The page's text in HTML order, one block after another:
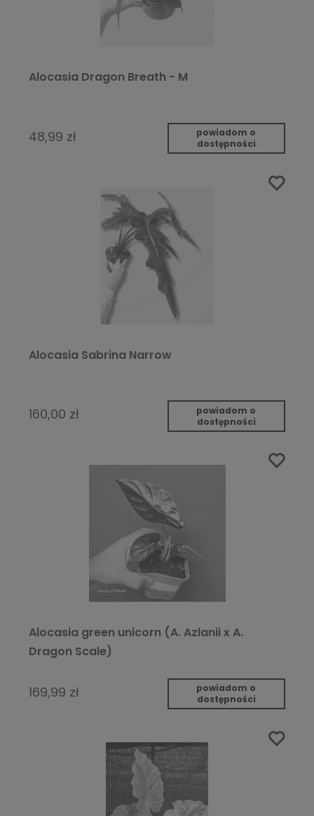
Alocasia Dragon Breath - M
48,99 zł
powiadom o
dostępności
Alocasia Sabrina Narrow
160,00 zł
powiadom o
dostępności
Alocasia green unicorn (A. Azlanii x A.
Dragon Scale)
169,99 zł
powiadom o
dostępności